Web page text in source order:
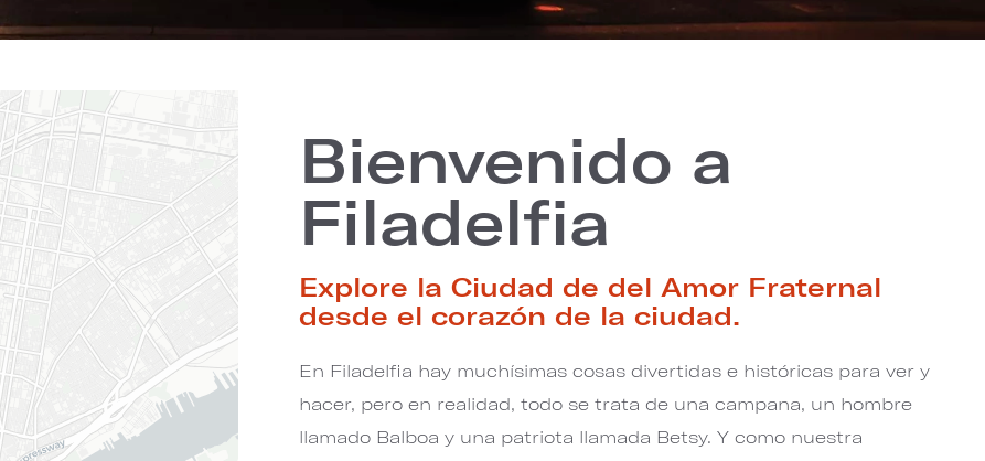
Bienvenido a
Filadelfia
Explore la Ciudad de del Amor Fraternal
desde el corazón de la ciudad.
En Filadelfia hay muchísimas cosas divertidas e históricas para ver y
hacer, pero en realidad, todo se trata de una campana, un hombre
llamado Balboa y una patriota llamada Betsy. Y como nuestra